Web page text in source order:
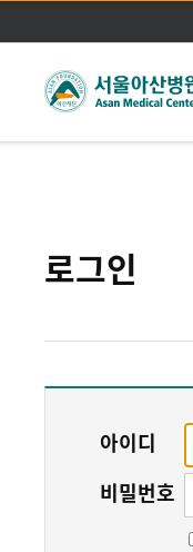
로그인
아이디
비밀번호